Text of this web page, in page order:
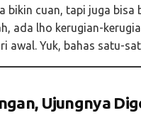
bikin cuan, tapi juga bisa
ada lho kerugian-
awal. Yuk, bahas satu-
Ujungnya